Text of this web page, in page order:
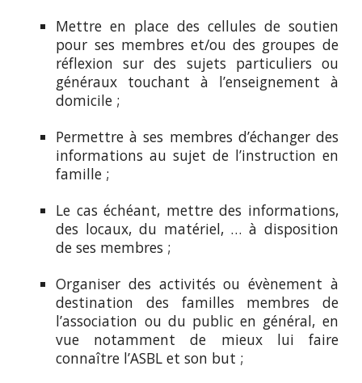
Mettre en place des cellules de soutien
pour ses membres et/ou des groupes de
réflexion sur des sujets particuliers ou
généraux touchant à l’enseignement à
domicile ;
Permettre à ses membres d’échanger des
informations au sujet de l’instruction en
famille ;
Le cas échéant, mettre des informations,
des locaux, du matériel, … à disposition
de ses membres ;
Organiser des activités ou évènement à
destination des familles membres de
l’association ou du public en général, en
vue notamment de mieux lui faire
connaître l’ASBL et son but ;